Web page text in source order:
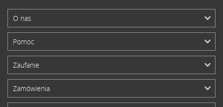
O nas
Pomoc
Zaufanie
Zamówienia